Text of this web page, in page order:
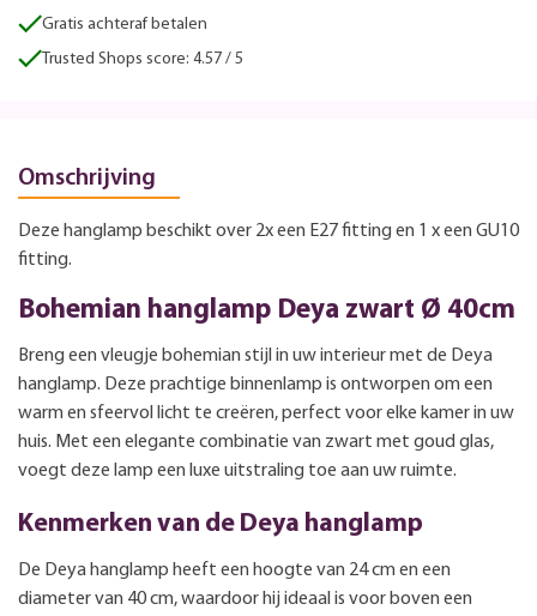
Gratis achteraf betalen
Trusted Shops score: 4.57 / 5
Omschrijving
Deze hanglamp beschikt over 2x een E27 fitting en 1 x een GU10
fitting.
Bohemian hanglamp Deya zwart Ø 40cm
Breng een vleugje bohemian stijl in uw interieur met de Deya
hanglamp. Deze prachtige binnenlamp is ontworpen om een
warm en sfeervol licht te creëren, perfect voor elke kamer in uw
huis. Met een elegante combinatie van zwart met goud glas,
voegt deze lamp een luxe uitstraling toe aan uw ruimte.
Kenmerken van de Deya hanglamp
De Deya hanglamp heeft een hoogte van 24 cm en een
diameter van 40 cm, waardoor hij ideaal is voor boven een